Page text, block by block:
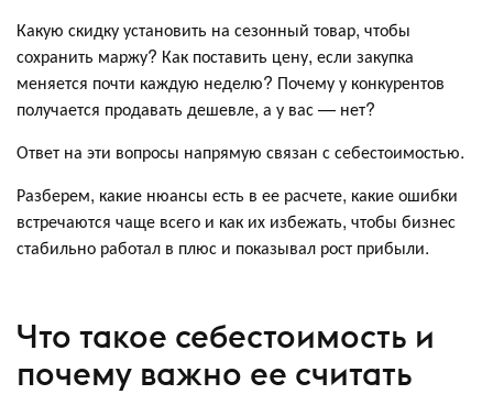
Какую скидку установить на сезонный товар, чтобы
сохранить маржу? Как поставить цену, если закупка
меняется почти каждую неделю? Почему у конкурентов
получается продавать дешевле, а у вас — нет?
Ответ на эти вопросы напрямую связан с себестоимостью.
Разберем, какие нюансы есть в ее расчете, какие ошибки
встречаются чаще всего и как их избежать, чтобы бизнес
стабильно работал в плюс и показывал рост прибыли.
Что такое себестоимость и
почему важно ее считать